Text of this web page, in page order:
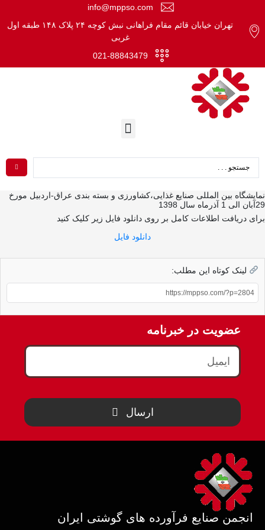
info@mppso.com
تهران خیابان قائم مقام فراهانی نبش کوچه ۲۴ پلاک ۱۴۸ طبقه اول
غربی
021-88843479
بین المللی صنایع غذایی،کشاورزی و بسته بندی عراق-اردبیل مورخ
دریافت اطلاعات کامل بر روی دانلود فایل زیر کلیک کنید
دانلود فایل
لینک کوتاه این مطلب:
عضویت در خبرنامه
ارسال
انجمن صنایع فرآورده های گوشتی ایران